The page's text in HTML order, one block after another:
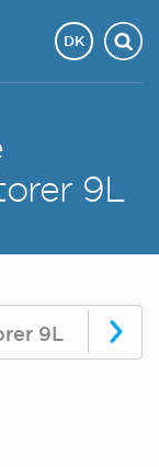
DK
9L
9L